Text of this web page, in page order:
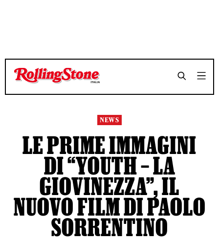
NEWS
LE PRIME IMMAGINI
DI “YOUTH – LA
GIOVINEZZA”, IL
NUOVO FILM DI PAOLO
SORRENTINO